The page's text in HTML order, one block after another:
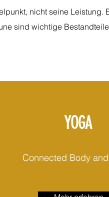
nicht seine Leistung.
sind wichtige
YOGA
Connected Body